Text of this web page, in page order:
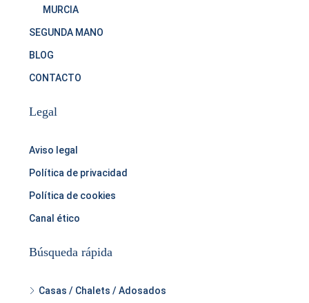
MURCIA
SEGUNDA MANO
BLOG
CONTACTO
Legal
Aviso legal
Política de privacidad
Política de cookies
Canal ético
Búsqueda rápida
Casas / Chalets / Adosados